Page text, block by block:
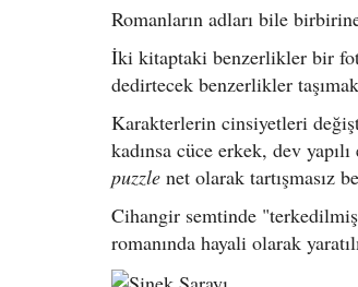
Romanların adları bile
İki kitaptaki benzerlikler bir
dedirtecek benzerlikler
Karakterlerin cinsiyetleri
kadınsa cüce erkek, dev
puzzle net olarak tartışmasız
Cihangir semtinde
romanında hayali olarak